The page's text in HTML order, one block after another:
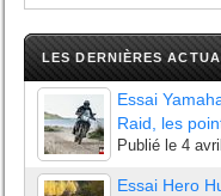
LES DERNIÈRES
Essai
Raid, les
Publié le 4
Essai Hero